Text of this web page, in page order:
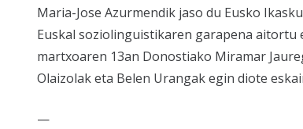
Maria-Jose Azurmendik jaso du Eusko
Euskal soziolinguistikaren garapena
martxoaren 13an Donostiako Miramar
Olaizolak eta Belen Urangak egin diote
—